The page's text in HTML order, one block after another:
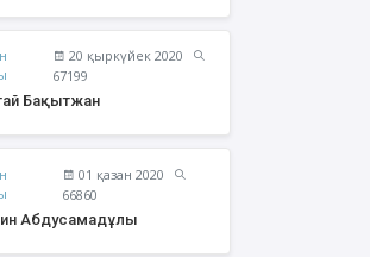
Әбішев Қуаныш
20 қыркүйек 2020
67199
Бақытжан
01 қазан 2020
66860
Абдусамадұлы